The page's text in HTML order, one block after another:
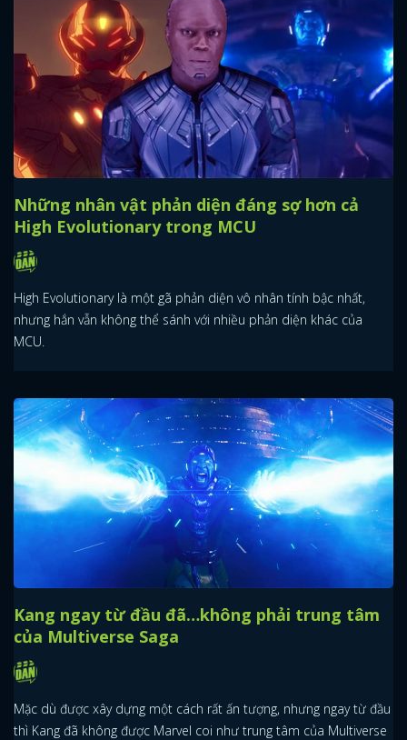
Những nhân vật phản diện đáng sợ hơn cả
High Evolutionary trong MCU
High Evolutionary là một gã phản diện vô nhân tính bậc nhất,
nhưng hắn vẫn không thể sánh với nhiều phản diện khác của
MCU.
Kang ngay từ đầu đã…không phải trung tâm
của Multiverse Saga
Mặc dù được xây dựng một cách rất ấn tượng, nhưng ngay từ đầu
thì Kang đã không được Marvel coi như trung tâm của Multiverse